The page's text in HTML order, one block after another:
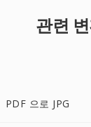
관련
PDF 으로 JPG